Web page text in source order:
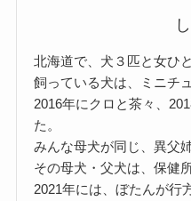
北海道で、犬３匹と女ひ
飼っている犬は、ミニチ
2016年にクロと茶々、
た。
みんな母犬が同じ、異父姉
その母犬・父犬は、保健
2021年には、ぼたんが行